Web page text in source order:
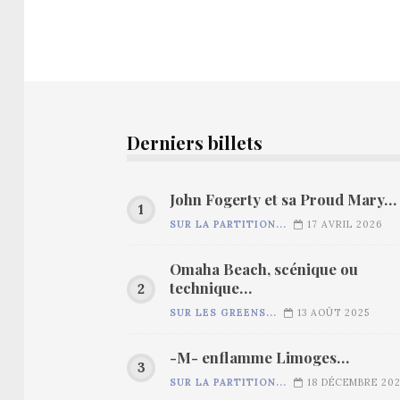
Derniers billets
John Fogerty et sa Proud Mary…
SUR LA PARTITION... 17 AVRIL 2026
Omaha Beach, scénique ou
technique…
SUR LES GREENS... 13 AOÛT 2025
-M- enflamme Limoges…
SUR LA PARTITION... 18 DÉCEMBRE